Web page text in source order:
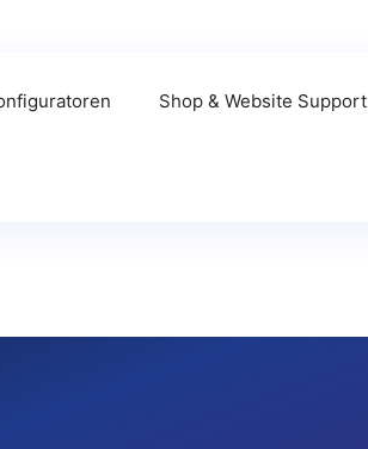
Shop & Website Support